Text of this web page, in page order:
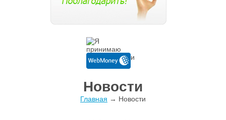
Новости
Главная → Новости